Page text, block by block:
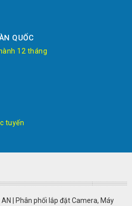
QUỐC
12 tháng
tuyến
AN | Phân phối lắp đặt Camera, Máy